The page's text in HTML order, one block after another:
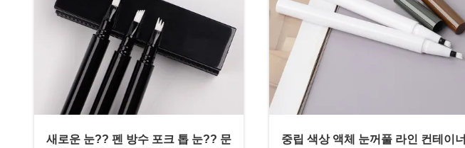
새로운 눈?? 펜 방수 포크 톱 눈?? 문
중립 색상 액체 눈꺼풀 라인 컨테이너